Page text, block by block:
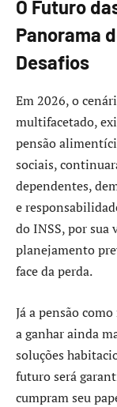
O Futuro
Panorama
Desafios
Em 2026, o
multifacetado,
pensão
sociais,
dependentes,
e
do INSS, por sua
planejamento
face da perda.
Já a pensão
a ganhar ainda
soluções
futuro será
cumpram seu